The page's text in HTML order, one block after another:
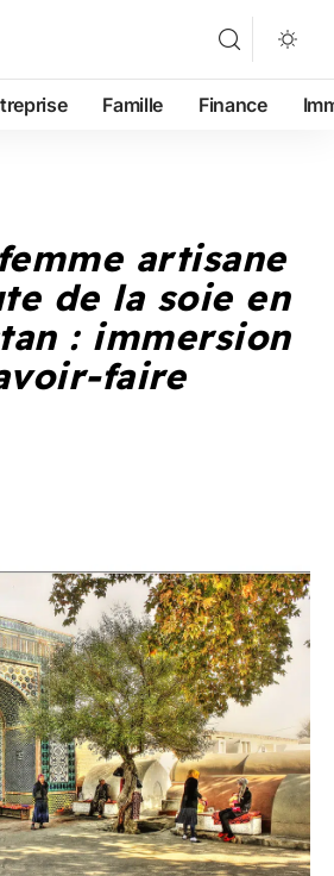
Famille Finance
artisane
de la soie en
: immersion
faire